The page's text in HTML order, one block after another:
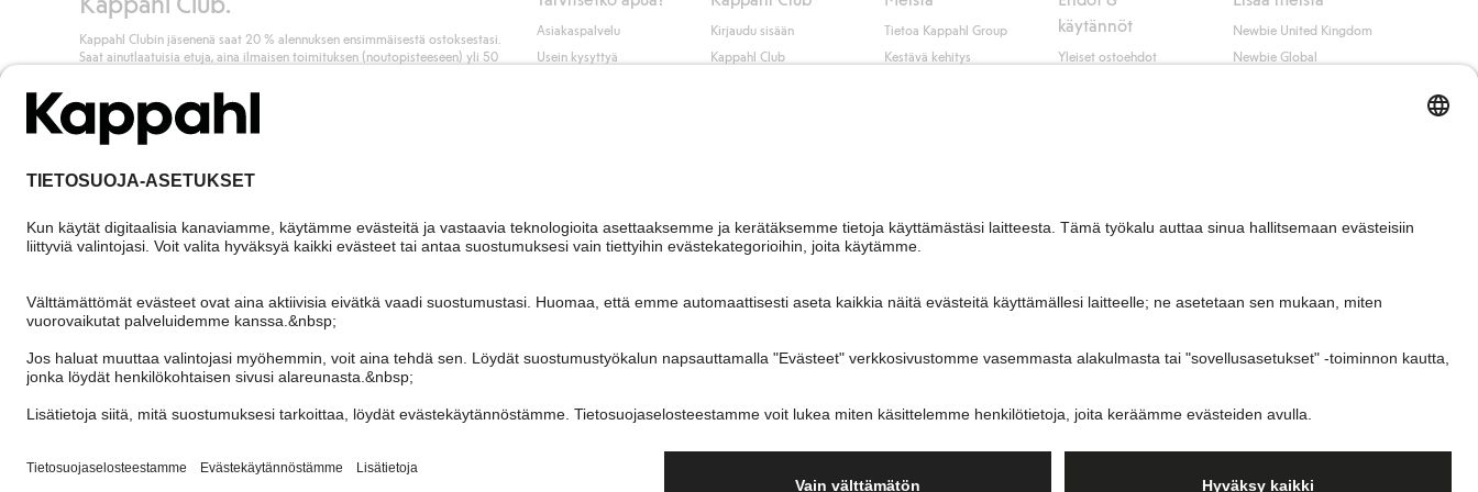
Kappahl Clubin jäsenenä saat 20 % alennuksen ensimmäisestä ostoksestasi.
Saat ainutlaatuisia etuja, aina ilmaisen toimituksen (noutopisteeseen) yli 50
Liity jäseneksi
Asiakaspalvelu
Usein kysyttyä
Peru ostoksesi
Kirjaudu sisään
Kappahl Club
Tietoa Kappahl Group
Kestävä kehitys
käytännöt
Yleiset ostoehdot
Newbie United Kingdom
Newbie Global
Finland Vaihda maata
Cookies